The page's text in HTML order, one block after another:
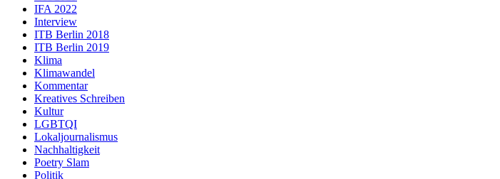
IFA 2022
Interview
ITB Berlin 2018
ITB Berlin 2019
Klima
Klimawandel
Kommentar
Kreatives Schreiben
Kultur
LGBTQI
Lokaljournalismus
Nachhaltigkeit
Poetry Slam
Politik